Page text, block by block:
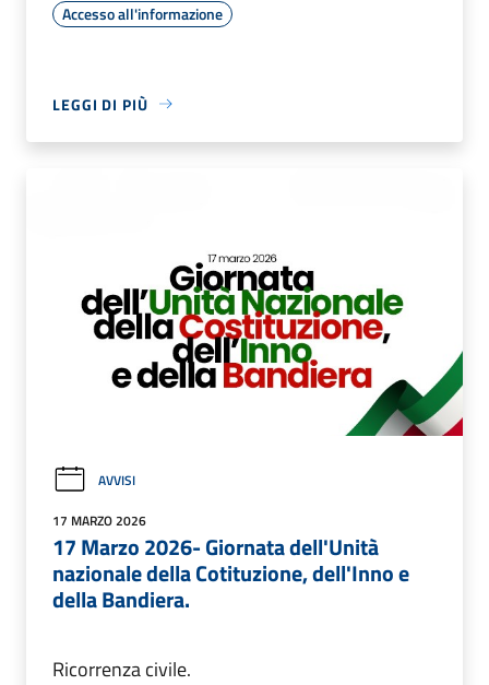
Accesso all'informazione
LEGGI DI PIÙ
AVVISI
17 MARZO 2026
17 Marzo 2026- Giornata dell'Unità
nazionale della Cotituzione, dell'Inno e
della Bandiera.
Ricorrenza civile.